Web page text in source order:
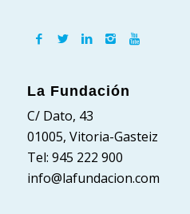
La Fundación
C/ Dato, 43
01005, Vitoria-Gasteiz
Tel: 945 222 900
info@lafundacion.com